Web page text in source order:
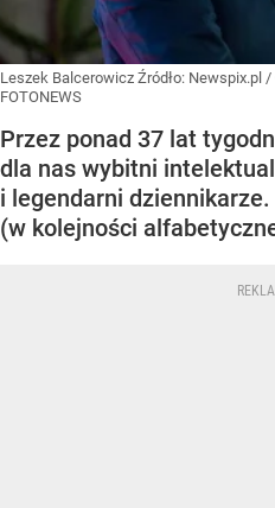
Leszek Balcerowicz Źródło: Newspix.pl /
FOTONEWS
Przez ponad 37 lat
dla nas wybitni
i legendarni
(w kolejności